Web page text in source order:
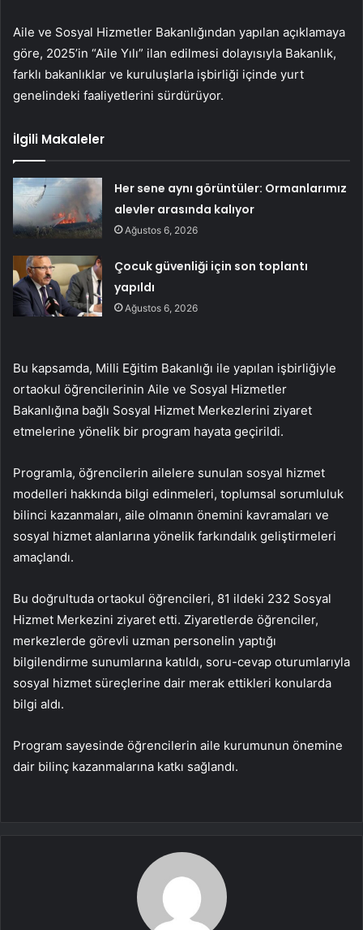
Aile ve Sosyal Hizmetler Bakanlığından yapılan açıklamaya
göre, 2025’in “Aile Yılı” ilan edilmesi dolayısıyla Bakanlık,
farklı bakanlıklar ve kuruluşlarla işbirliği içinde yurt
genelindeki faaliyetlerini sürdürüyor.
İlgili Makaleler
Her sene aynı görüntüler: Ormanlarımız
alevler arasında kalıyor
Ağustos 6, 2026
Çocuk güvenliği için son toplantı
yapıldı
Ağustos 6, 2026
Bu kapsamda, Milli Eğitim Bakanlığı ile yapılan işbirliğiyle
ortaokul öğrencilerinin Aile ve Sosyal Hizmetler
Bakanlığına bağlı Sosyal Hizmet Merkezlerini ziyaret
etmelerine yönelik bir program hayata geçirildi.
Programla, öğrencilerin ailelere sunulan sosyal hizmet
modelleri hakkında bilgi edinmeleri, toplumsal sorumluluk
bilinci kazanmaları, aile olmanın önemini kavramaları ve
sosyal hizmet alanlarına yönelik farkındalık geliştirmeleri
amaçlandı.
Bu doğrultuda ortaokul öğrencileri, 81 ildeki 232 Sosyal
Hizmet Merkezini ziyaret etti. Ziyaretlerde öğrenciler,
merkezlerde görevli uzman personelin yaptığı
bilgilendirme sunumlarına katıldı, soru-cevap oturumlarıyla
sosyal hizmet süreçlerine dair merak ettikleri konularda
bilgi aldı.
Program sayesinde öğrencilerin aile kurumunun önemine
dair bilinç kazanmalarına katkı sağlandı.